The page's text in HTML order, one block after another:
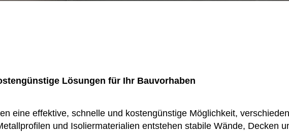
Lösungen für Ihr Bauvorhaben
eine effektive, schnelle und kostengünstige Möglichkeit,
und Isoliermaterialien entstehen stabile Wände, Decken